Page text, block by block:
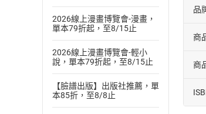
2026線上漫畫博覽會-漫畫，
單本79折起，至8/15止
2026線上漫畫博覽會-輕小
說，單本79折起，至8/15止
【臉譜出版】出版社推薦，單
本85折，至8/8止
品
商
商